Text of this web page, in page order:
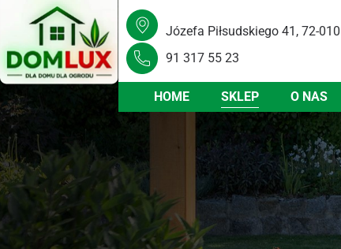
Józefa Piłsudskiego 41, 72-
91 317 55 23
HOME SKLEP O NAS